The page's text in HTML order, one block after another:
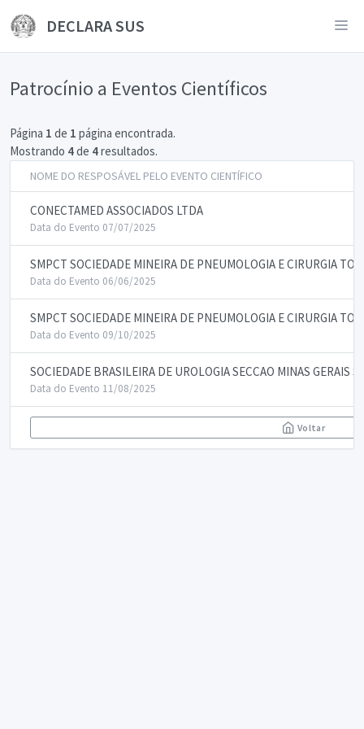
DECLARA SUS
Patrocínio a Eventos Científicos
Página 1 de 1 página encontrada.
Mostrando 4de 4resultados.
NOME DO RESPOSÁVEL PELO EVENTO CIENTÍFICO
CONECTAMED ASSOCIADOS LTDA
Data do Evento 07/07/2025
SMPCT SOCIEDADE MINEIRA DE PNEUMOLOGIA E CIRURGIA
Data do Evento 06/06/2025
SMPCT SOCIEDADE MINEIRA DE PNEUMOLOGIA E CIRURGIA
Data do Evento 09/10/2025
SOCIEDADE BRASILEIRA DE UROLOGIA SECCAO MINAS GERAIS
Data do Evento 11/08/2025
Voltar